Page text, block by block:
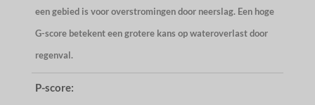
een gebied is voor overstromingen door neerslag. Een hoge
G-score betekent een grotere kans op wateroverlast door
regenval.
P-score: